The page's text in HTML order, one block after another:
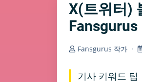
X(트위터)
Fansgurus
Fansgurus 작가 ·
기사 키워드 팁